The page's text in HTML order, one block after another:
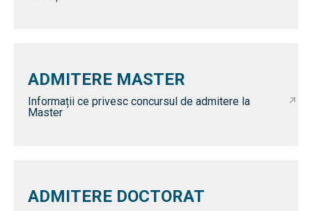
ADMITERE MASTER
Informații ce privesc concursul de admitere la
Master
ADMITERE DOCTORAT